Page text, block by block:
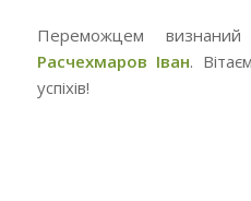
Переможцем
Расчехмаров Іван.
успіхів!